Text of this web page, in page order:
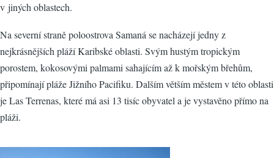
v jiných oblastech.
Na severní straně poloostrova Samaná se nacházejí jedny z
nejkrásnějších pláží Karibské oblasti. Svým hustým tropickým
porostem, kokosovými palmami sahajícím až k mořským břehům,
připomínají pláže Jižního Pacifiku. Dalším větším městem v této oblasti
je Las Terrenas, které má asi 13 tisíc obyvatel a je vystavěno přímo na
pláži.